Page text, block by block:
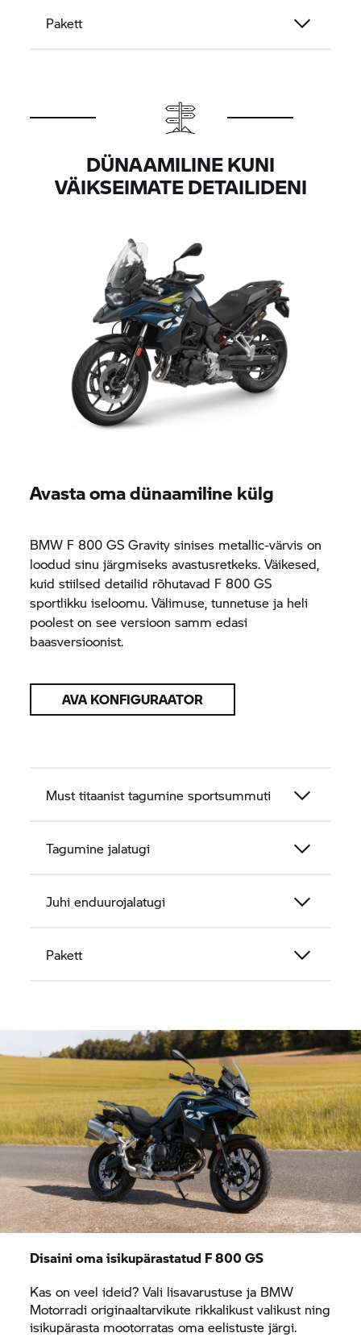
Pakett
DÜNAAMILINE KUNI
VÄIKSEIMATE DETAILIDENI
Avasta oma dünaamiline külg
BMW F 800 GS Gravity sinises metallic-värvis on
loodud sinu järgmiseks avastusretkeks. Väikesed,
kuid stiilsed detailid rõhutavad F 800 GS
sportlikku iseloomu. Välimuse, tunnetuse ja heli
poolest on see versioon samm edasi
baasversioonist.
AVA KONFIGURAATOR
Must titaanist tagumine sportsummuti
Tagumine jalatugi
Juhi enduurojalatugi
Pakett
Disaini oma isikupärastatud F 800 GS
Kas on veel ideid? Vali lisavarustuse ja BMW
Motorradi originaaltarvikute rikkalikust valikust ning
isikupärasta mootorratas oma eelistuste järgi.